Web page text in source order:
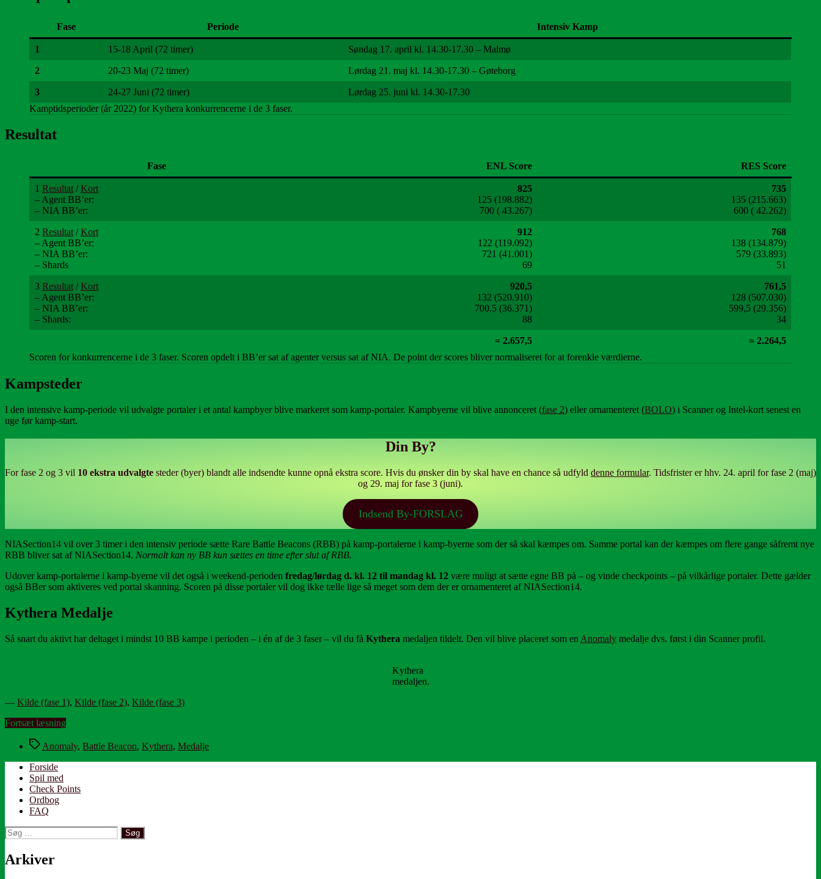
Fase Periode Intensiv Kamp
1 15-18 April (72 timer) Søndag 17. april kl. 14.30-17.30 – Malmø
2 20-23 Maj (72 timer) Lørdag 21. maj kl. 14.30-17.30 – Gøteborg
3 24-27 Juni (72 timer)
Lørdag 25. juni kl. 14.30-17.30
Kamptidsperioder (år 2022) for Kythera konkurrencerne i de 3 faser.
Resultat
Fase ENL Score RES Score
1 Resultat /Kort
– Agent BB’er:
– NIA BB’er:
825
125 (198.882)
700 ( 43.267)
735
135 (215.663)
600 ( 42.262)
2 Resultat /Kort
– Agent BB’er:
– NIA BB’er:
– Shards
912
122 (119.092)
721 (41.001)
69
768
138 (134.879)
579 (33.893)
51
3 Resultat /Kort
– Agent BB’er:
– NIA BB’er:
– Shards:
920,5
132 (520.910)
700.5 (36.371)
88
761,5
128 (507.030)
599,5 (29.356)
34
= 2.657,5
= 2.264,5
Scoren for konkurrencerne i de 3 faser. Scoren opdelt i BB’er sat af agenter versus sat af NIA. De point der scores bliver normaliseret for at forenkle værdierne.
Kampsteder
I den intensive kamp-periode vil udvalgte portaler i et antal kampbyer blive markeret som kamp-portaler. Kampbyerne vil blive annonceret (fase 2) eller ornamenteret (BOLO) i Scanner og Intel-kort senest en
uge før kamp-start.
Din By?
For fase 2 og 3 vil 10 ekstra udvalgte steder (byer) blandt alle indsendte kunne opnå ekstra score. Hvis du ønsker din by skal have en chance så udfyld denne formular. Tidsfrister er hhv. 24. april for fase 2 (maj)
og 29. maj for fase 3 (juni).
Indsend By-FORSLAG
NIASection14 vil over 3 timer i den intensiv periode sætte Rare Battle Beacons (RBB) på kamp-portalerne i kamp-byerne som der så skal kæmpes om. Samme portal kan der kæmpes om flere gange såfremt nye
RBB bliver sat af NIASection14. Normalt kan ny BB kun sættes en time efter slut af RBB.
Udover kamp-portalerne i kamp-byerne vil det også i weekend-perioden fredag/lørdag d. kl. 12 til mandag kl. 12 være muligt at sætte egne BB på – og vinde checkpoints – på vilkårlige portaler. Dette gælder
også BBer som aktiveres ved portal skanning. Scoren på disse portaler vil dog ikke tælle lige så meget som dem der er ornamenteret af NIASection14.
Kythera Medalje
Så snart du aktivt har deltaget i mindst 10 BB kampe i perioden – i én af de 3 faser – vil du få Kythera medaljen tildelt. Den vil blive placeret som en Anomaly medalje dvs. først i din Scanner profil.
Kythera
medaljen.
— Kilde (fase 1), Kilde (fase 2), Kilde (fase 3)
Fortsæt læsning
TagsAnomaly, Battle Beacon, Kythera, Medalje
Forside
Spil med
Check Points
Ordbog
FAQ
Søg
efter:
Arkiver